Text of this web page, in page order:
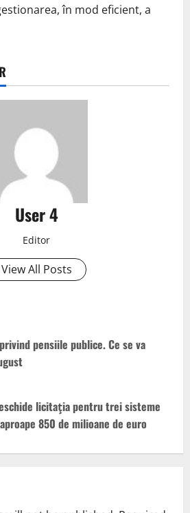
în mod eficient, a
User 4
Editor
View All Posts
pensiile publice. Ce se va
licitaţia pentru trei sisteme
850 de milioane de euro